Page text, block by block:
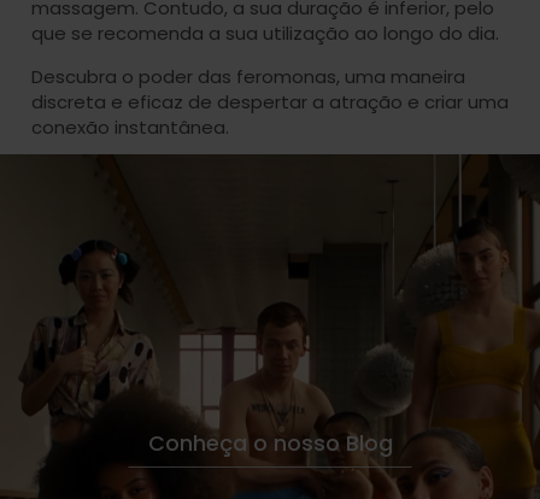
massagem. Contudo, a sua duração é inferior, pelo
que se recomenda a sua utilização ao longo do dia.
Descubra o poder das feromonas, uma maneira
discreta e eficaz de despertar a atração e criar uma
conexão instantânea.
Conheça o nosso Blog